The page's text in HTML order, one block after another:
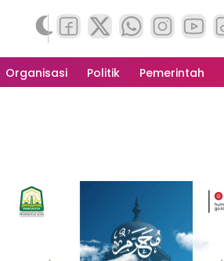
Organisasi Politik Pemerintah